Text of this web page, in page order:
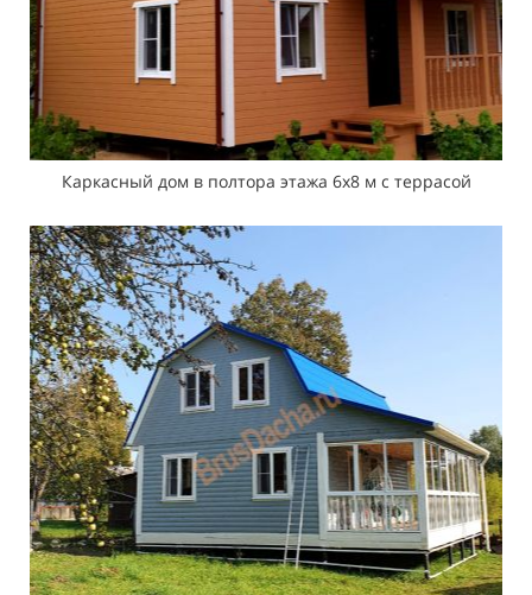
Каркасный дом в полтора этажа 6х8 м с террасой